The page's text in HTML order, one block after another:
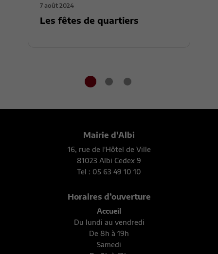
7 août 2024
Les fêtes de quartiers
Mairie d'Albi
16, rue de l'Hôtel de Ville
81023 Albi Cedex 9
Tel : 05 63 49 10 10
Horaires d’ouverture
Accueil
Du lundi au vendredi
De 8h à 19h
Samedi